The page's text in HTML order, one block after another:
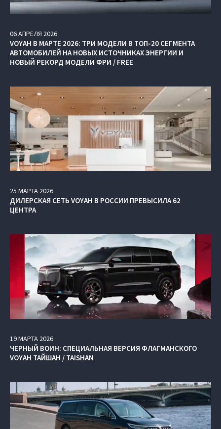
06АПРЕЛЯ 2026
VOYAH В МАРТЕ 2026: ТРИ МОДЕЛИ В ТОП-20 СЕГМЕНТА
АВТОМОБИЛЕЙ НА НОВЫХ ИСТОЧНИКАХ ЭНЕРГИИ И
НОВЫЙ РЕКОРД МОДЕЛИ ФРИ / FREE
25 МАРТА 2026
ДИЛЕРСКАЯ СЕТЬ VOYAH В РОССИИ ПРЕВЫСИЛА 62
ЦЕНТРА
19МАРТА 2026
ЧЕРНЫЙ ВОИН: СПЕЦИАЛЬНАЯ ВЕРСИЯ ФЛАГМАНСКОГО
VOYAH ТАЙШАН / TAISHAN